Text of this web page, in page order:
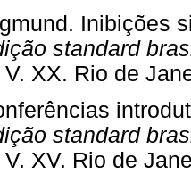
Inibições
standard
V. XX. Rio de
standard
V. XV. Rio de